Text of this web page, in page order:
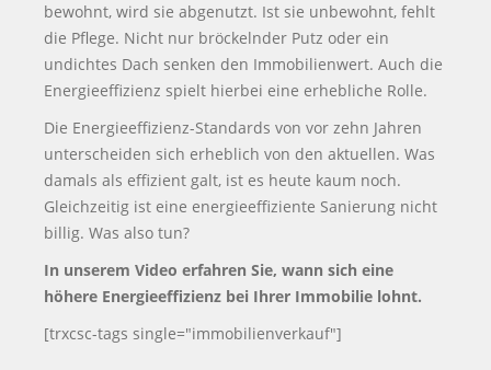
bewohnt, wird sie abgenutzt. Ist sie unbewohnt, fehlt
die Pflege. Nicht nur bröckelnder Putz oder ein
undichtes Dach senken den Immobilienwert. Auch die
Energieeffizienz spielt hierbei eine erhebliche Rolle.
Die Energieeffizienz-Standards von vor zehn Jahren
unterscheiden sich erheblich von den aktuellen. Was
damals als effizient galt, ist es heute kaum noch.
Gleichzeitig ist eine energieeffiziente Sanierung nicht
billig. Was also tun?
In unserem Video erfahren Sie, wann sich eine
höhere Energieeffizienz bei Ihrer Immobilie lohnt.
[trxcsc-tags single="immobilienverkauf"]